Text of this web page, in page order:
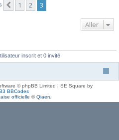
Précédent
1 2 3
Aller
inscrit et 0 invité
© phpBB Limited | SE Square by
BBCodes
officielle ©Qiaeru